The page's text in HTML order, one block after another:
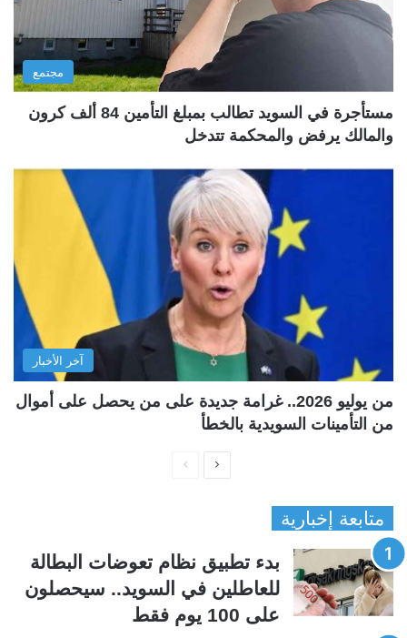
مجتمع
مستأجرة في السويد تطالب بمبلغ التأمين 84 ألف كرون
والمالك يرفض والمحكمة تتدخل
آخر الأخبار
من يوليو 2026.. غرامة جديدة على من يحصل على أموال
من التأمينات السويدية بالخطأ
ح
ة
ا
ح
ة
ا
متابعة إخبارية
بدء تطبيق نظام تعوضات البطالة
للعاطلين في السويد.. سيحصلون
على 100 يوم فقط